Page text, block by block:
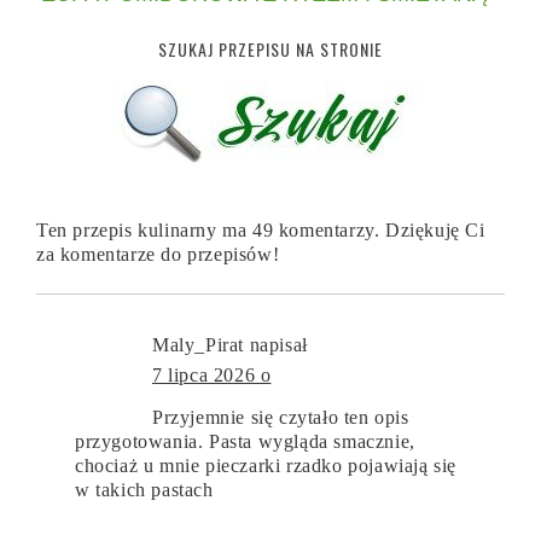
SZUKAJ PRZEPISU NA STRONIE
Ten przepis kulinarny ma 49 komentarzy. Dziękuję Ci
za komentarze do przepisów!
Maly_Pirat napisał
7 lipca 2026 o
Przyjemnie się czytało ten opis
przygotowania. Pasta wygląda smacznie,
chociaż u mnie pieczarki rzadko pojawiają się
w takich pastach